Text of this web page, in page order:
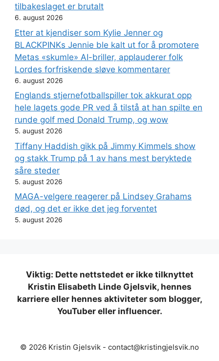
tilbakeslaget er brutalt
6. august 2026
Etter at kjendiser som Kylie Jenner og
BLACKPINKs Jennie ble kalt ut for å promotere
Metas «skumle» AI-briller, applauderer folk
Lordes forfriskende sløve kommentarer
6. august 2026
Englands stjernefotballspiller tok akkurat opp
hele lagets gode PR ved å tilstå at han spilte en
runde golf med Donald Trump, og wow
5. august 2026
Tiffany Haddish gikk på Jimmy Kimmels show
og stakk Trump på 1 av hans mest beryktede
såre steder
5. august 2026
MAGA-velgere reagerer på Lindsey Grahams
død, og det er ikke det jeg forventet
5. august 2026
Viktig: Dette nettstedet er ikke tilknyttet
Kristin Elisabeth Linde Gjelsvik, hennes
karriere eller hennes aktiviteter som blogger,
YouTuber eller influencer.
© 2026 Kristin Gjelsvik - contact@kristingjelsvik.no